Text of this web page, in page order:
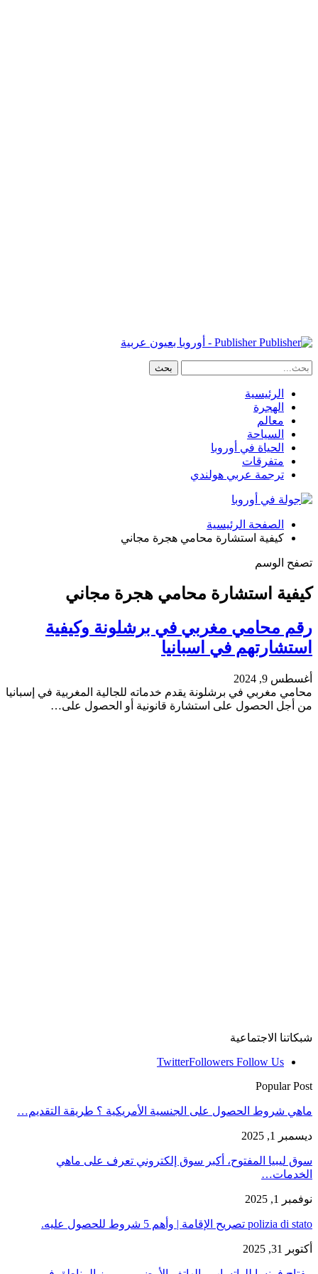
Publisher - أوروبا بعيون عربية
الرئيسية
الهجرة
معالم
السياحة
الحياة في أوروبا
متفرقات
ترجمة عربي هولندي
الصفحة الرئيسية
كيفية استشارة محامي هجرة مجاني
تصفح الوسم
كيفية استشارة محامي هجرة مجاني
رقم محامي مغربي في برشلونة وكيفية
استشارتهم في اسبانيا
أغسطس 9, 2024
محامي مغربي في برشلونة يقدم خدماته للجالية المغربية في إسبانيا
من أجل الحصول على استشارة قانونية أو الحصول على…
شبكاتنا الاجتماعية
TwitterFollowers Follow Us
Popular Post
ماهي شروط الحصول على الجنسية الأمريكية ؟ طريقة التقديم…
ديسمبر 1, 2025
سوق ليبيا المفتوح، أكبر سوق إلكتروني تعرف على ماهي
الخدمات…
نوفمبر 1, 2025
polizia di stato تصريح الإقامة | وأهم 5 شروط للحصول عليه.
أكتوبر 31, 2025